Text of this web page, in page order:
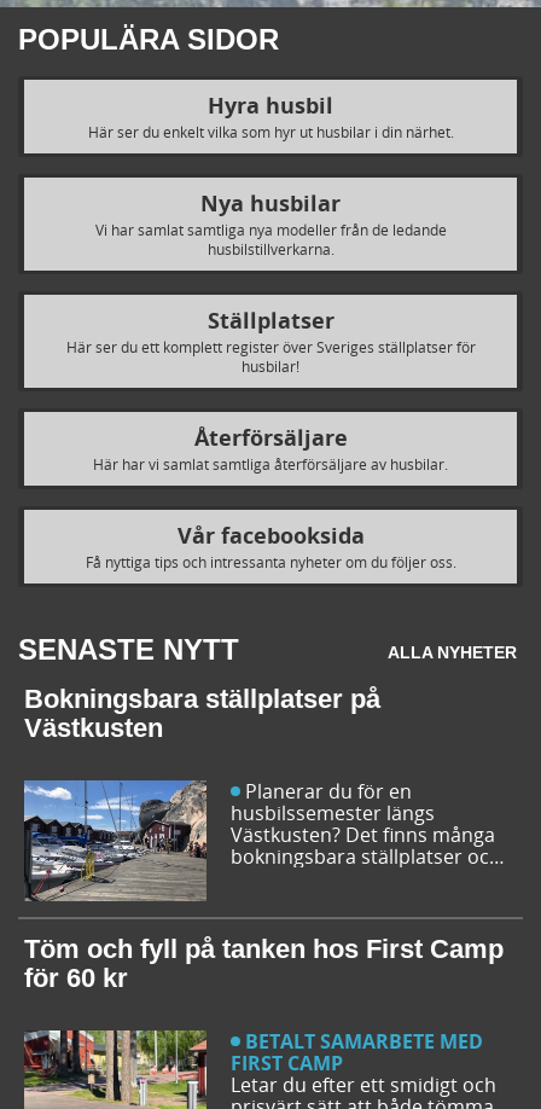
POPULÄRA SIDOR
Hyra husbil
Här ser du enkelt vilka som hyr ut husbilar i din närhet.
Nya husbilar
Vi har samlat samtliga nya modeller från de ledande
husbilstillverkarna.
Ställplatser
Här ser du ett komplett register över Sveriges ställplatser för
husbilar!
Återförsäljare
Här har vi samlat samtliga återförsäljare av husbilar.
Vår facebooksida
Få nyttiga tips och intressanta nyheter om du följer oss.
SENASTE NYTT ALLA NYHETER
Bokningsbara ställplatser på
Västkusten
husbilssemester längs
Västkusten? Det finns många
bokningsbara ställplatser och
campingturen. Vi ger dig några
bra förslag på ställplatser och
husbilsplatser så att du kan
Töm och fyll på tanken hos First Camp
för 60 kr
BETALT SAMARBETE MED
FIRST CAMP
Letar du efter ett smidigt och